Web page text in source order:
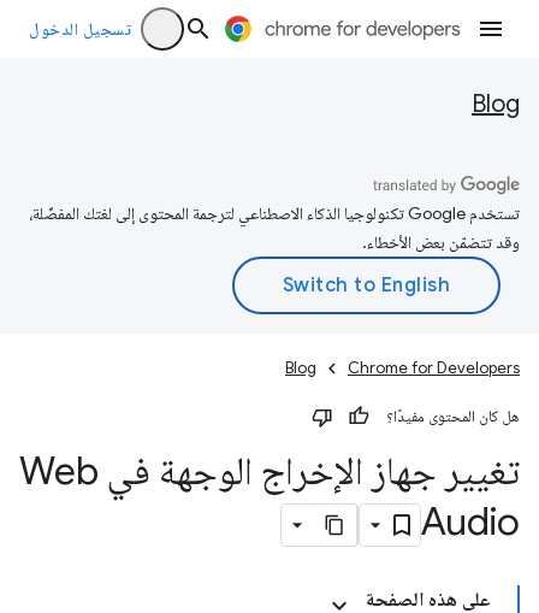
تسجيل الدخول
Blog
تستخدم Google تكنولوجيا الذكاء الاصطناعي لترجمة المحتوى إلى لغتك المفضّلة،
وقد تتضمّن بعض الأخطاء.
Chrome for Developers
Blog
هل كان المحتوى مفيدًا؟
تغيير جهاز الإخراج الوجهة في Web
Audio
على هذه الصفحة